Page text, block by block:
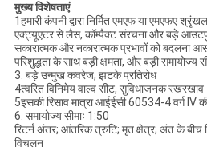
मुख्य विशेषताएं
1हमारी कंपनी द्वारा निर्मित एमएफ या एमएफए
एक्ट्यूएटर से लैस, कॉम्पैक्ट संरचना और बड़े
सकारात्मक और नकारात्मक प्रभावों को बदलना
परिशुद्धता के साथ बड़ी क्षमता, और बड़ी समायोज्य
3. बड़े उन्मुख कवरेज, झटके प्रतिरोध
4त्वरित विनिमेय वाल्व सीट, सुविधाजनक
5इसकी रिसाव मात्रा आईईसी 60534-4 वर्ग IV
6. समायोज्य सीमाः 1:50
रिटर्न अंतर; आंतरिक त्रुटि; मृत क्षेत्र; अंत के बीच
विचलन